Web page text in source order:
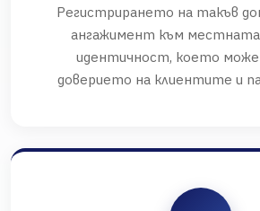
Регистрирането на такъв
ангажимент към местната
идентичност, което може
доверието на клиентите и